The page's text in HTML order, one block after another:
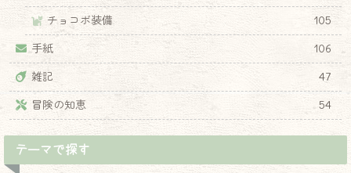
チョコボ装備
105
手紙
106
雑記
47
冒険の知恵
54
テーマで探す